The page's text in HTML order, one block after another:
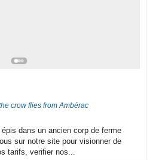
crow flies from Ambérac
dans un ancien corp de ferme
sur notre site pour visionner de
tarifs, verifier nos...